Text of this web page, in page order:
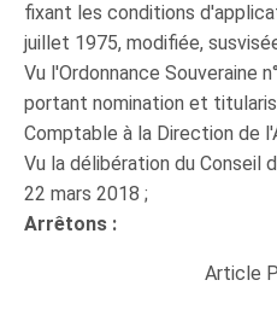
fixant les conditions
juillet 1975, modifiée,
Vu l'Ordonnance Souveraine
portant nomination et
Comptable à la Direction de
Vu la délibération du Conseil
22 mars 2018 ;
Arrêtons :
Article